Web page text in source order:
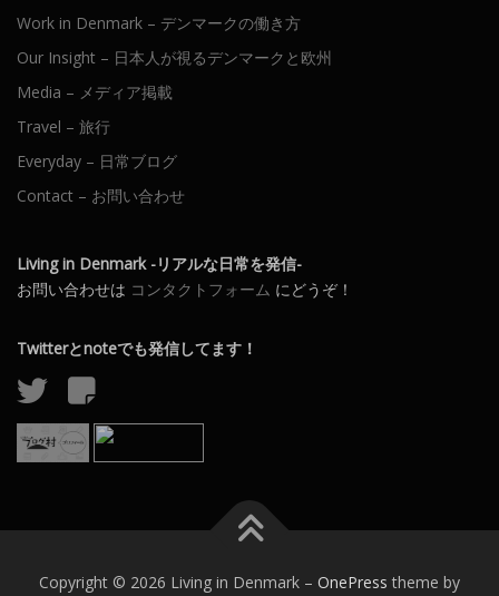
Work in Denmark – デンマークの働き方
Our Insight – 日本人が視るデンマークと欧州
Media – メディア掲載
Travel – 旅行
Everyday – 日常ブログ
Contact – お問い合わせ
Living in Denmark -リアルな日常を発信-
お問い合わせは コンタクトフォーム にどうぞ！
Twitterとnoteでも発信してます！
Copyright © 2026 Living in Denmark – OnePress theme by